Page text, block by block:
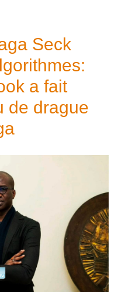
Seck
a fait
de drague